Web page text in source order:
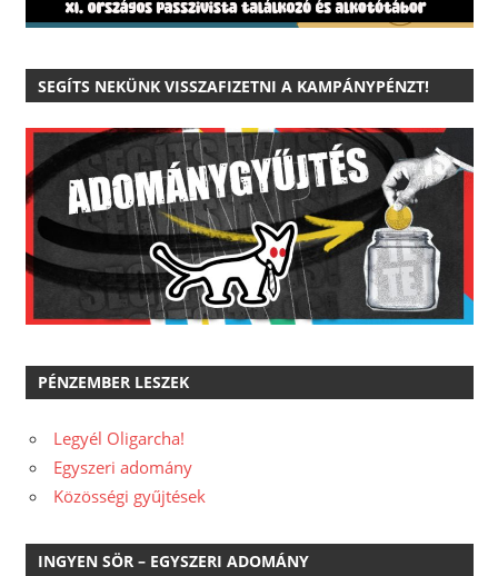
SEGÍTS NEKÜNK VISSZAFIZETNI A KAMPÁNYPÉNZT!
PÉNZEMBER LESZEK
Legyél Oligarcha!
Egyszeri adomány
Közösségi gyűjtések
INGYEN SÖR – EGYSZERI ADOMÁNY